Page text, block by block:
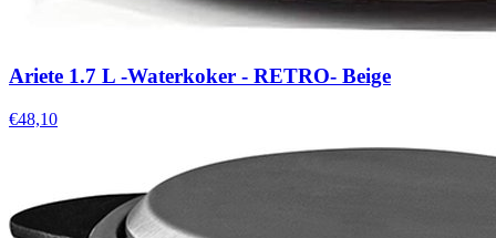
Ariete 1.7 L -Waterkoker - RETRO- Beige
€48,10